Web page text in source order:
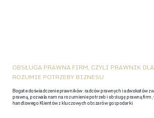
OBSŁUGA PRAWNA FIRM, CZYLI PRAWNIK
ROZUMIE POTRZEBY BIZNESU
Bogate doświadczenie prawników: radców prawnych i adwokatów
prawną, pozwala nam na rozumienie potrzeb i obsługę prawną firm,
handlowego Klientów z kluczowych obszarów gospodarki